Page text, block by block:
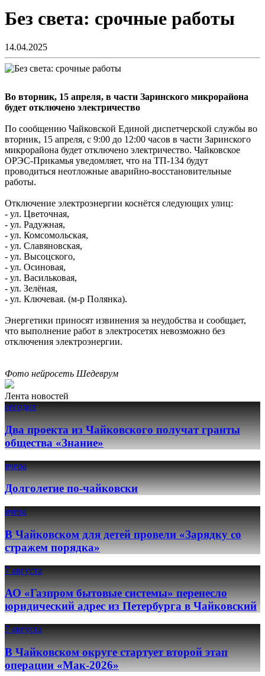
Без света: срочные работы
14.04.2025
Во вторник, 15 апреля, в части Заринского микрорайона
будет отключено электричество
По сообщению Чайковской Единой диспетчерской службы во
вторник, 15 апреля, с 9:00 до 12:00 часов в части Заринского
микрорайона будет отключено электричество. Чайковское
ОРЭС-Прикамья уведомляет, что на ТП-134 будут
проводиться неотложные аварийно-восстановительные
работы.
Отключение электроэнергии коснётся следующих улиц:
- ул. Цветочная,
- ул. Радужная,
- ул. Комсомольская,
- ул. Славяновская,
- ул. Высоцского,
- ул. Осиновая,
- ул. Васильковая,
- ул. Зелёная,
- ул. Ключевая. (м-р Полянка).
Энергетики приносят извинения за неудобства и сообщает,
что выполнение работ в электросетях невозможно без
отключения электроэнергии.
Фото нейросеть Шедеврум
Лента новостей
сегодня
Два проекта из Чайковского получат гранты
общества «Знание»
вчера
Долголетие по-чайковски
вчера
В Чайковском для детей провели «Зарядку со
стражем порядка»
7 августа
АО «Газпром бытовые системы» перенесло
юридический адрес из Петербурга в Чайковский
7 августа
В Чайковском округе стартует второй этап
операции «Мак-2026»